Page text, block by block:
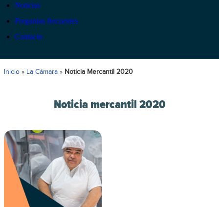
Noticias
Preguntas frecuentes
Contacto
Inicio » La Cámara » Noticia Mercantil 2020
Noticia mercantil 2020